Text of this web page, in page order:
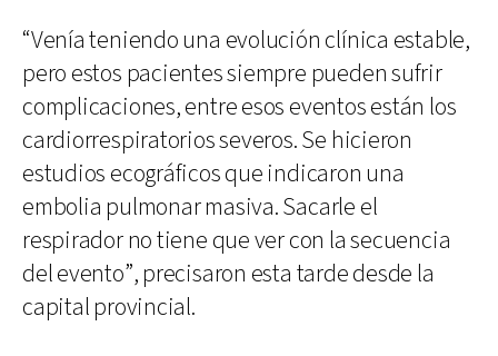
“Venía teniendo una evolución clínica estable,
pero estos pacientes siempre pueden sufrir
complicaciones, entre esos eventos están los
cardiorrespiratorios severos. Se hicieron
estudios ecográficos que indicaron una
embolia pulmonar masiva. Sacarle el
respirador no tiene que ver con la secuencia
del evento”, precisaron esta tarde desde la
capital provincial.